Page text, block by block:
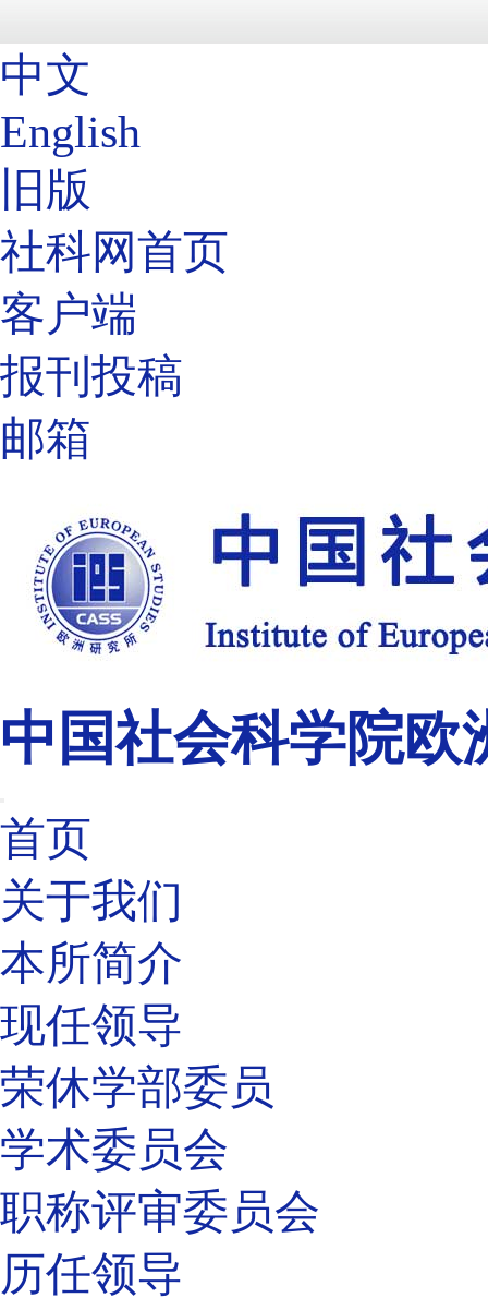
中文
English
旧版
社科网首页
客户端
报刊投稿
邮箱
中国社会科学院欧
首页
关于我们
本所简介
现任领导
荣休学部委员
学术委员会
职称评审委员会
历任领导